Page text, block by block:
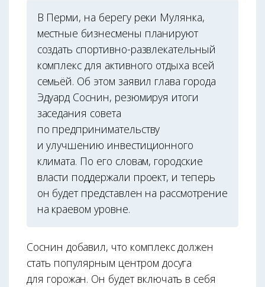
В Перми, на берегу реки Мулянка,
местные бизнесмены планируют
создать спортивно-развлекательный
комплекс для активного отдыха всей
семьёй. Об этом заявил глава города
Эдуард Соснин, резюмируя итоги
заседания совета
по предпринимательству
и улучшению инвестиционного
климата. По его словам, городские
власти поддержали проект, и теперь
он будет представлен на рассмотрение
на краевом уровне.
Соснин добавил, что комплекс должен
стать популярным центром досуга
для горожан. Он будет включать в себя